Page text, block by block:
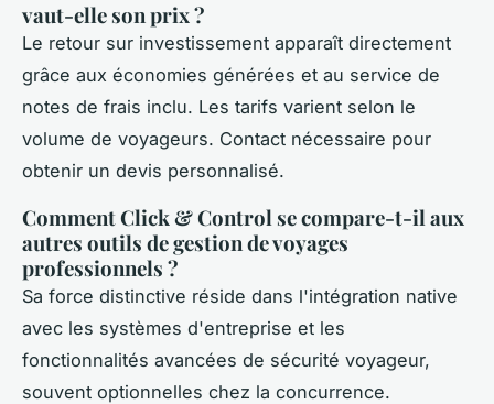
vaut-elle son prix ?
Le retour sur investissement apparaît directement
grâce aux économies générées et au service de
notes de frais inclu. Les tarifs varient selon le
volume de voyageurs. Contact nécessaire pour
obtenir un devis personnalisé.
Comment Click & Control se compare-t-il aux
autres outils de gestion de voyages
professionnels ?
Sa force distinctive réside dans l'intégration native
avec les systèmes d'entreprise et les
fonctionnalités avancées de sécurité voyageur,
souvent optionnelles chez la concurrence.